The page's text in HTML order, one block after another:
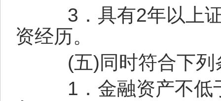
3 ．具有2年以上
资经历。
(五)同时符合下
1 ．金融资产不低